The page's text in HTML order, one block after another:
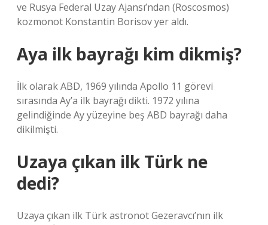
ve Rusya Federal Uzay Ajansı’ndan (Roscosmos)
kozmonot Konstantin Borisov yer aldı.
Aya ilk bayrağı kim dikmiş?
İlk olarak ABD, 1969 yılında Apollo 11 görevi
sırasında Ay’a ilk bayrağı dikti. 1972 yılına
gelindiğinde Ay yüzeyine beş ABD bayrağı daha
dikilmişti.
Uzaya çıkan ilk Türk ne
dedi?
Uzaya çıkan ilk Türk astronot Gezeravcı’nın ilk